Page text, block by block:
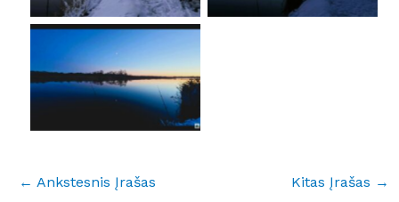
No Caption
← Ankstesnis Įrašas Kitas Įrašas →